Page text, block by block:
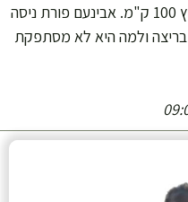
מרתון ל-60 ק"מ וכבר מתכוננת לרוץ 100 ק"מ. אבינעם פורת ניסה
ולמה היא לא מסתפקת